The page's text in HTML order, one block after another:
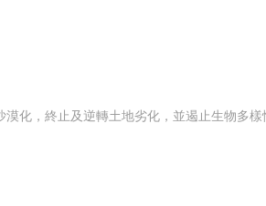
化，終止及逆轉土地劣化，並遏止生物多樣